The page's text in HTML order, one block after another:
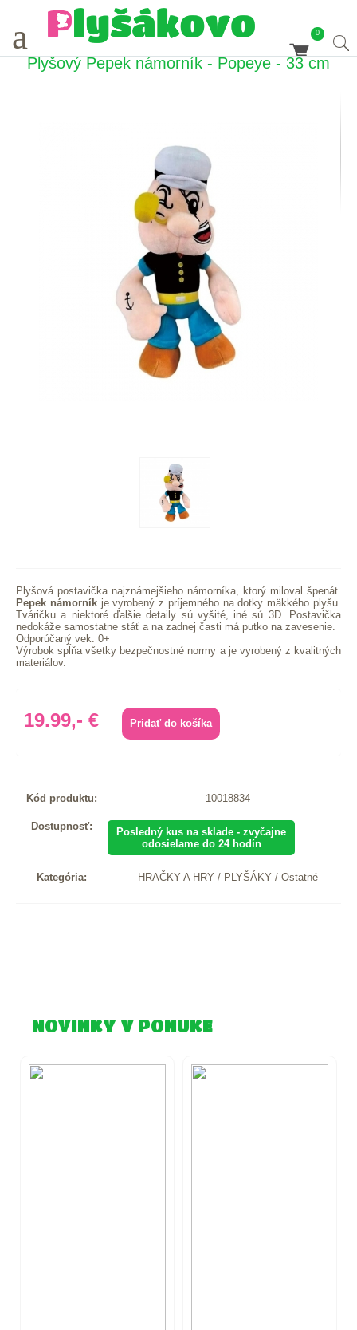
a 0
Plyšový Pepek námorník - Popeye - 33 cm
Plyšová postavička najznámejšieho námorníka, ktorý miloval špenát.
Pepek námorníkje vyrobený z príjemného na dotky mäkkého plyšu.
Tváričku a niektoré ďalšie detaily sú vyšité, iné sú 3D. Postavička
nedokáže samostatne stáť a na zadnej časti má putko na zavesenie.
Odporúčaný vek: 0+
Výrobok spĺňa všetky bezpečnostné normy a je vyrobený z kvalitných
materiálov.
19.99,- €
Kód produktu: 10018834
Dostupnosť:
Posledný kus na sklade - zvyčajne
odosielame do 24 hodín
Kategória: HRAČKY A HRY / PLYŠÁKY / Ostatné
NOVINKY V PONUKE